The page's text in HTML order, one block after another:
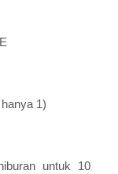
1)
untuk 10